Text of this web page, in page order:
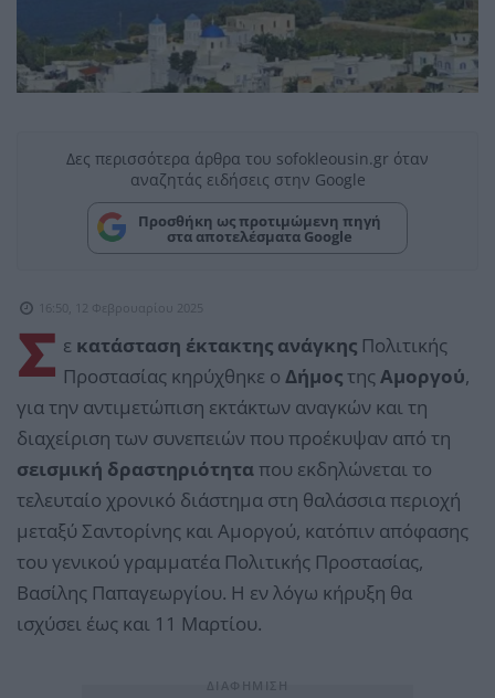
Δες περισσότερα άρθρα του sofokleousin.gr όταν
αναζητάς ειδήσεις στην Google
Προσθήκη ως προτιμώμενη πηγή
στα αποτελέσματα Google
16:50, 12 Φεβρουαρίου 2025
Σ ε κατάσταση έκτακτης ανάγκης Πολιτικής
Προστασίας κηρύχθηκε ο Δήμοςτης Αμοργού,
για την αντιμετώπιση εκτάκτων αναγκών και τη
διαχείριση των συνεπειών που προέκυψαν από τη
σεισμική δραστηριότηταπου εκδηλώνεται το
τελευταίο χρονικό διάστημα στη θαλάσσια περιοχή
μεταξύ Σαντορίνης και Αμοργού, κατόπιν απόφασης
του γενικού γραμματέα Πολιτικής Προστασίας,
Βασίλης Παπαγεωργίου. Η εν λόγω κήρυξη θα
ισχύσει έως και 11 Μαρτίου.